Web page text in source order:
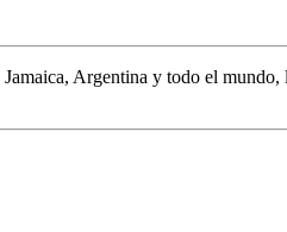
Jamaica, Argentina y todo el mundo,